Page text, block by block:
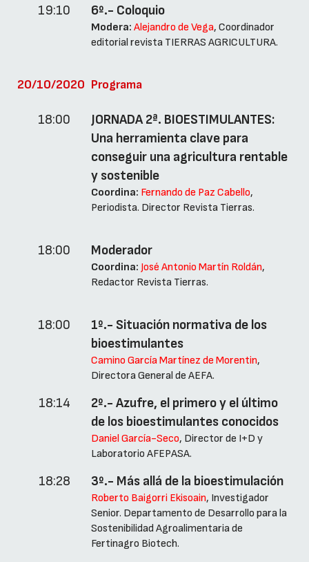
19:10 6º.- Coloquio
Modera: Alejandro de Vega, Coordinador
editorial revista TIERRAS AGRICULTURA.
20/10/2020 Programa
18:00
JORNADA 2ª. BIOESTIMULANTES:
Una herramienta clave para
conseguir una agricultura rentable
y sostenible
Coordina: Fernando de Paz Cabello,
Periodista. Director Revista Tierras.
18:00 Moderador
Coordina: José Antonio Martín Roldán,
Redactor Revista Tierras.
18:00
1º.- Situación normativa de los
bioestimulantes
Camino García Martínez de Morentin,
Directora General de AEFA.
18:14
2º.- Azufre, el primero y el último
de los bioestimulantes conocidos
Daniel García-Seco, Director de I+D y
Laboratorio AFEPASA.
18:28 3º.- Más allá de la bioestimulación
Roberto Baigorri Ekisoain, Investigador
Senior. Departamento de Desarrollo para la
Sostenibilidad Agroalimentaria de
Fertinagro Biotech.